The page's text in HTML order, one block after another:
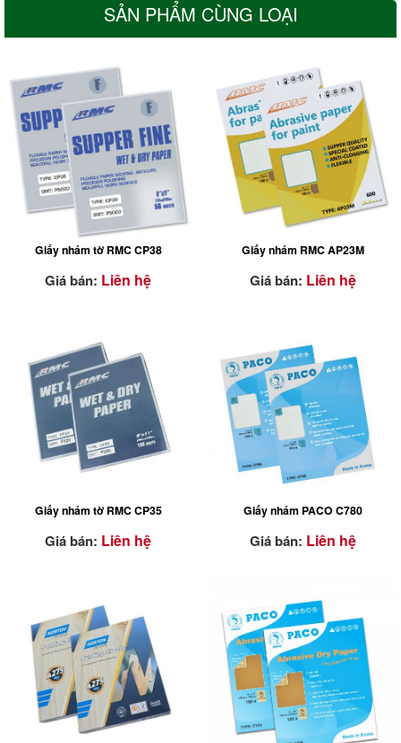
SẢN PHẨM CÙNG LOẠI
ĐẶC TÍNH NỔI BẬT
Giấy nhám tờ RMC CP38
Giá bán: Liên hệ
ĐẶC TÍNH NỔI BẬT
Bề mặt sản phẩm có lớp
stearate đặc biệt
(màu trắng)
Giấy nhám RMC AP23M
Giá bán: Liên hệ
Giấy nhám tờ RMC CP35
Giá bán: Liên hệ
ĐẶC TÍNH NỔI BẬT
Giấy nhám PACO C780
Giá bán: Liên hệ
ĐẶC TÍNH NỔI BẬT